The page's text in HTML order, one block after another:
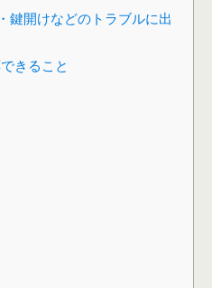
鍵開けなどのトラブルに出
きること